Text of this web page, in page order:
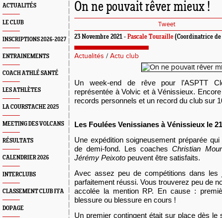
ACTUALITÉS
LE CLUB
INSCRIPTIONS 2026-2027
ENTRAINEMENTS
COACH ATHLÉ SANTÉ
LES ATHLÈTES
LA COURSTACHE 2025
MEETING DES VOLCANS
RÉSULTATS
CALENDRIER 2026
INTERCLUBS
CLASSEMENT CLUB FFA
DOPAGE
On ne pouvait rêver mieux !
Tweet
23 Novembre 2021 - Pascale Touraille (Coordinatrice
Actualités / Actu club
Un week-end de rêve pour l’ASPTT
représentée à Volvic et à Vénissieux.
records personnels et un record du club sur
Les Foulées Venissianes à Vénissieux le 21
Une expédition soigneusement préparée
de demi-fond. Les coachesChristian
Jérémy Peixoto peuvent être satisfaits.
Avec assez peu de compétitions dans les
parfaitement réussi. Vous trouverez peu de
accolée la mention RP. En cause :
blessure ou blessure en cours !
Un premier contingent était sur place dès le